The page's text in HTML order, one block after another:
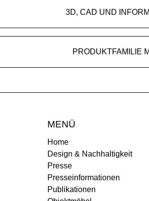
3D, CAD UND
PRODUKTFAMILIE
MENÜ
Home
Design & Nachhaltigkeit
Presse
Presseinformationen
Publikationen